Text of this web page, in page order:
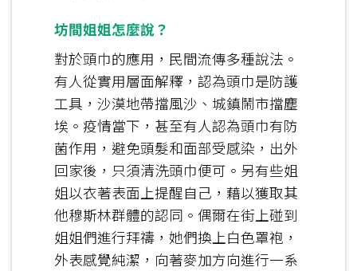
坊間姐姐怎麼說？
對於頭巾的應用，民間流傳多種說法。
有人從實用層面解釋，認為頭巾是防護
工具，沙漠地帶擋風沙、城鎮鬧市擋塵
埃。疫情當下，甚至有人認為頭巾有防
菌作用，避免頭髮和面部受感染，出外
回家後，只須清洗頭巾便可。另有些姐
姐以衣著表面上提醒自己，藉以獲取其
他穆斯林群體的認同。偶爾在街上碰到
姐姐們進行拜禱，她們換上白色罩袍，
外表感覺純潔，向著麥加方向進行一系